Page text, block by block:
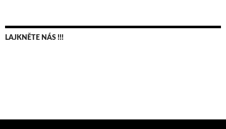
LAJKNĚTE NÁS !!!